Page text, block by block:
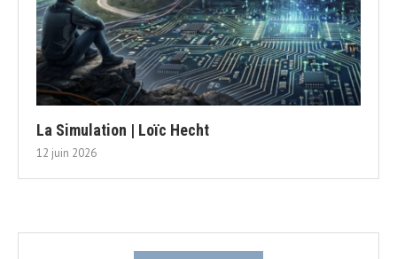
La Simulation | Loïc Hecht
12 juin 2026